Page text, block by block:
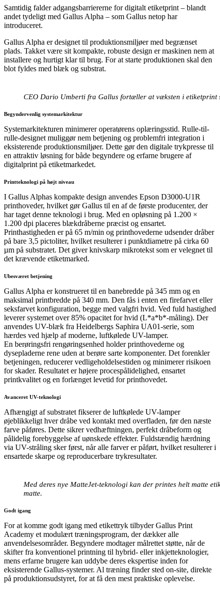
Samtidig falder adgangsbarriererne for digitalt etiketprint – blandt
andet tydeligt med Gallus Alpha – som Gallus netop har
introduceret.
Gallus Alpha er designet til produktionsmiljøer med begrænset
plads. Takket være sit kompakte, robuste design er maskinen nem at
installere og hurtigt klar til brug. For at starte produktionen skal den
blot fyldes med blæk og substrat.
CEO Dario Umberti fra Gallus fortæller at væksten i etiketprint
Begyndervenlig systemarkitektur
Systemarkitekturen minimerer operatørens oplæringsstid. Rulle-til-
rulle-designet muliggør nem betjening og problemfri integration i
eksisterende produktionsmiljøer. Dette gør den digitale trykpresse til
en attraktiv løsning for både begyndere og erfarne brugere af
digitalprint på etiketmarkedet.
Printteknologi på højt niveau
I Gallus Alphas kompakte design anvendes Epson D3000-U1R
printhoveder, hvilket gør Gallus til en af de første producenter, der
har taget denne teknologi i brug. Med en opløsning på 1.200 ×
1.200 dpi placeres blækdråberne præcist og ensartet.
Printhastigheden er på 65 m/min og printhovederne udsender dråber
på bare 3,5 pictoliter, hvilket resulterer i punktdiametre på cirka 60
µm på substratet. Det giver knivskarp mikrotekst som er velegnet til
det krævende etiketmarked.
Ubesværet betjening
Gallus Alpha er konstrueret til en banebredde på 345 mm og en
maksimal printbredde på 340 mm. Den fås i enten en firefarvet eller
seksfarvet konfiguration, begge med valgfri hvid. Ved fuld hastighed
leverer systemet over 85% opacitet for hvid (L*a*b*-måling). Der
anvendes UV-blæk fra Heidelbergs Saphira UA01-serie, som
hærdes ved hjælp af moderne, luftkølede UV-lamper.
En berøringsfri rengøringsenhed holder printhovederne og
dysepladerne rene uden at berøre sarte komponenter. Det forenkler
betjeningen, reducerer vedligeholdelsestiden og minimerer risikoen
for skader. Resultatet er højere procespålidelighed, ensartet
printkvalitet og en forlænget levetid for printhovedet.
Avanceret UV-teknologi
Afhængigt af substratet fikserer de luftkølede UV-lamper
øjeblikkeligt hver dråbe ved kontakt med overfladen, før den næste
farve påføres. Dette sikrer vedhæftningen, perfekt dråbeform og
pålidelig forebyggelse af uønskede effekter. Fuldstændig hærdning
via UV-stråling sker først, når alle farver er påført, hvilket resulterer i
ensartede skarpe og reproducerbare trykresultater.
Med deres nye MatteJet-teknologi kan der printes helt matte
matte.
Godt igang
For at komme godt igang med etikettryk tilbyder Gallus Print
Academy et modulært træningsprogram, der dækker alle
anvendelsesområder. Begyndere modtager målrettet støtte, når de
skifter fra konventionel printning til hybrid- eller inkjetteknologier,
mens erfarne brugere kan uddybe deres ekspertise inden for
eksisterende Gallus-systemer. Al træning finder sted on-site, direkte
på produktionsudstyret, for at få den mest praktiske oplevelse.